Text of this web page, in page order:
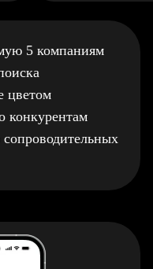
5 компаниям
цветом
конкурентам